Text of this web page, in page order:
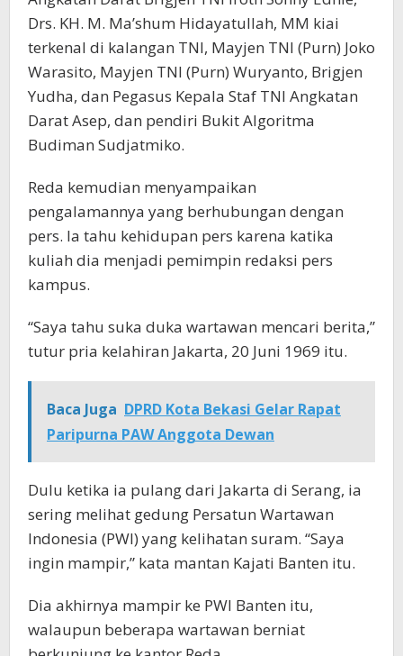
Drs. KH. M. Ma’shum Hidayatullah, MM kiai
terkenal di kalangan TNI, Mayjen TNI (Purn) Joko
Warasito, Mayjen TNI (Purn) Wuryanto, Brigjen
Yudha, dan Pegasus Kepala Staf TNI Angkatan
Darat Asep, dan pendiri Bukit Algoritma
Budiman Sudjatmiko.
Reda kemudian menyampaikan
pengalamannya yang berhubungan dengan
pers. Ia tahu kehidupan pers karena katika
kuliah dia menjadi pemimpin redaksi pers
kampus.
“Saya tahu suka duka wartawan mencari berita,”
tutur pria kelahiran Jakarta, 20 Juni 1969 itu.
Baca Juga DPRD Kota Bekasi Gelar Rapat
Paripurna PAW Anggota Dewan
Dulu ketika ia pulang dari Jakarta di Serang, ia
sering melihat gedung Persatun Wartawan
Indonesia (PWI) yang kelihatan suram. “Saya
ingin mampir,” kata mantan Kajati Banten itu.
Dia akhirnya mampir ke PWI Banten itu,
walaupun beberapa wartawan berniat